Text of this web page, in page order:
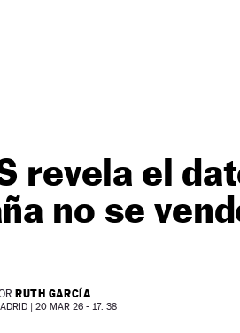
revela el
no se
RUTH GARCÍA
| 20 MAR 26 - 17: 38